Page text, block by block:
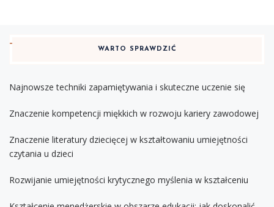
WARTO SPRAWDZIĆ
Najnowsze techniki zapamiętywania i skuteczne uczenie się
Znaczenie kompetencji miękkich w rozwoju kariery zawodowej
Znaczenie literatury dziecięcej w kształtowaniu umiejętności
czytania u dzieci
Rozwijanie umiejętności krytycznego myślenia w kształceniu